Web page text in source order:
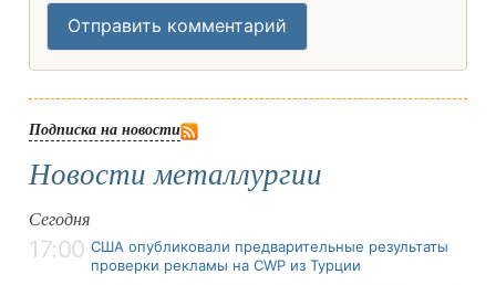
Отправить комментарий
Подписка на новости
Новости металлургии
Сегодня
17:00 США опубликовали предварительные результаты
проверки рекламы на CWP из Турции